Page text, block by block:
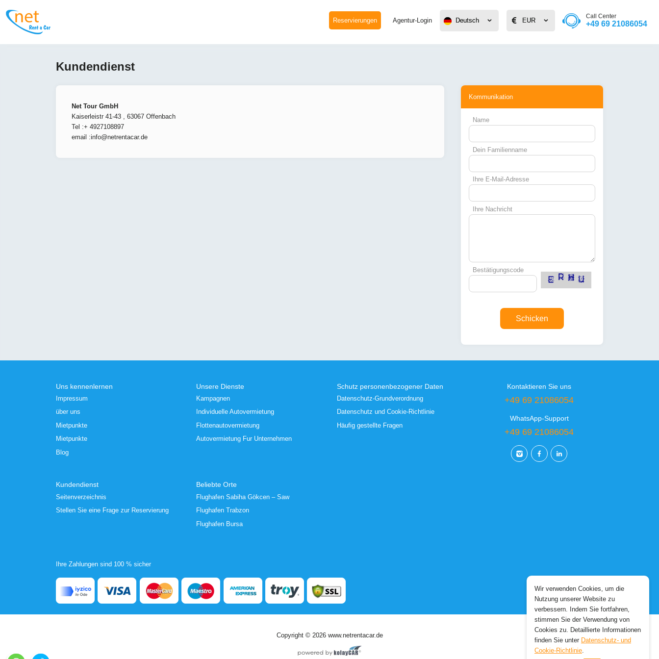
Reservierungen Agentur-Login Deutsch
Deutsch EUR
EUR
Call Center
+49 69 21086054
Kundendienst
Net Tour GmbH
Kaiserleistr 41-43 , 63067 Offenbach
Tel :+ 4927108897
email :info@netrentacar.de
Kommunikation
Name
Dein Familienname
Ihre E-Mail-Adresse
Ihre Nachricht
Bestätigungscode
Schicken
Uns kennenlernen
Impressum
über uns
Mietpunkte
Mietpunkte
Blog
Unsere Dienste
Kampagnen
Individuelle Autovermietung
Flottenautovermietung
Autovermietung Fur Unternehmen
Schutz personenbezogener Daten
Datenschutz-Grundverordnung
Datenschutz und Cookie-Richtlinie
Häufig gestellte Fragen
Kundendienst
Seitenverzeichnis
Stellen Sie eine Frage zur Reservierung
Beliebte Orte
Flughafen Sabiha Gökcen – Saw
Flughafen Trabzon
Flughafen Bursa
Kontaktieren Sie uns
+49 69 21086054
WhatsApp-Support
+49 69 21086054
Ihre Zahlungen sind 100 % sicher
Wir verwenden Cookies, um die
Nutzung unserer Website zu
verbessern. Indem Sie fortfahren,
stimmen Sie der Verwendung von
Cookies zu. Detaillierte Informationen
finden Sie unter Datenschutz- und
Cookie-Richtlinie
Copyright © 2026 www.netrentacar.de